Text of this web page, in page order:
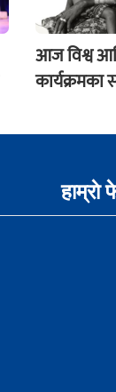
आज विश्व
कार्यक्रमका